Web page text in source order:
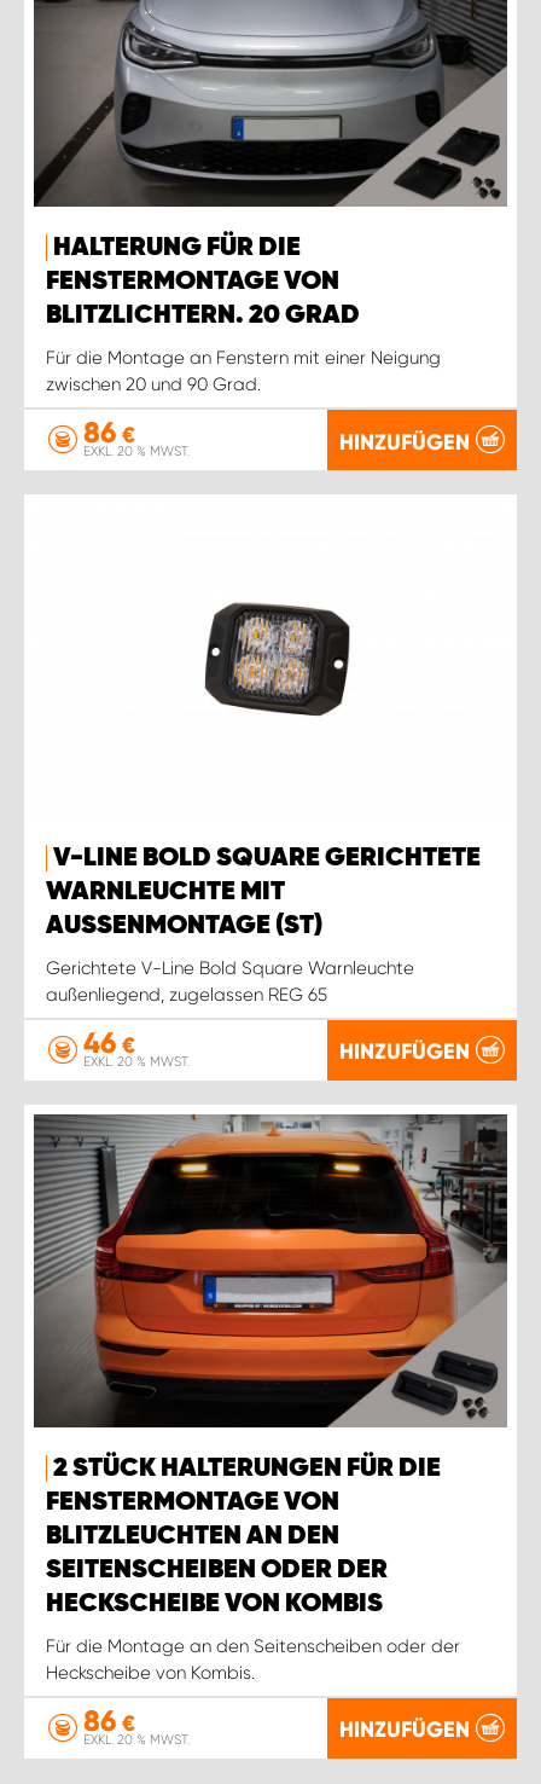
HALTERUNG FÜR DIE
FENSTERMONTAGE VON
BLITZLICHTERN. 20 GRAD
Für die Montage an Fenstern mit einer Neigung
zwischen 20 und 90 Grad.
86 €
EXKL. 20 % MWST. HINZUFÜGEN
V-LINE BOLD SQUARE GERICHTETE
WARNLEUCHTE MIT
AUSSENMONTAGE (ST)
Gerichtete V-Line Bold Square Warnleuchte
außenliegend, zugelassen REG 65
46 €
EXKL. 20 % MWST. HINZUFÜGEN
2 STÜCK HALTERUNGEN FÜR DIE
FENSTERMONTAGE VON
BLITZLEUCHTEN AN DEN
SEITENSCHEIBEN ODER DER
HECKSCHEIBE VON KOMBIS
Für die Montage an den Seitenscheiben oder der
Heckscheibe von Kombis.
86 €
EXKL. 20 % MWST. HINZUFÜGEN